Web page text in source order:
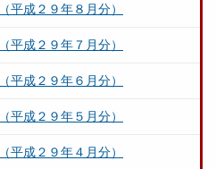
平成２９年８月分）
平成２９年７月分）
平成２９年６月分）
平成２９年５月分）
平成２９年４月分）